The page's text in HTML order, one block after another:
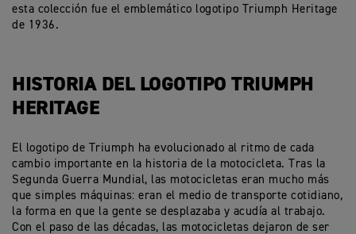
esta colección fue el emblemático logotipo Triumph Heritage
de 1936.
HISTORIA DEL LOGOTIPO TRIUMPH
HERITAGE
El logotipo de Triumph ha evolucionado al ritmo de cada
cambio importante en la historia de la motocicleta. Tras la
Segunda Guerra Mundial, las motocicletas eran mucho más
que simples máquinas: eran el medio de transporte cotidiano,
la forma en que la gente se desplazaba y acudía al trabajo.
Con el paso de las décadas, las motocicletas dejaron de ser